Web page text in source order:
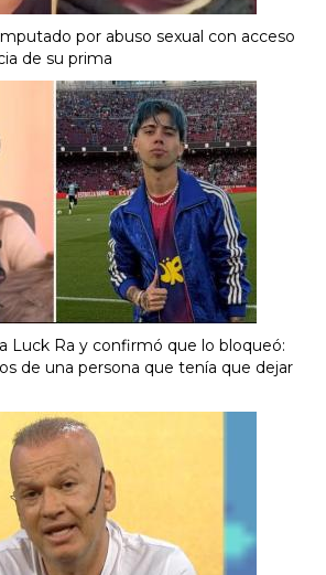
por abuso sexual con acceso
de su prima
Luck Ra y confirmó que lo bloqueó:
de una persona que tenía que dejar